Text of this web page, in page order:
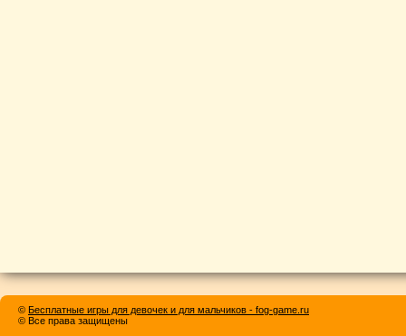
© Бесплатные игры для девочек и для мальчиков - fog-game.ru
© Все права защищены